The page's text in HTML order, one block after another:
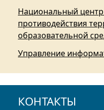
Национальный
противодействия
образовательной
Управление
КОНТАКТЫ